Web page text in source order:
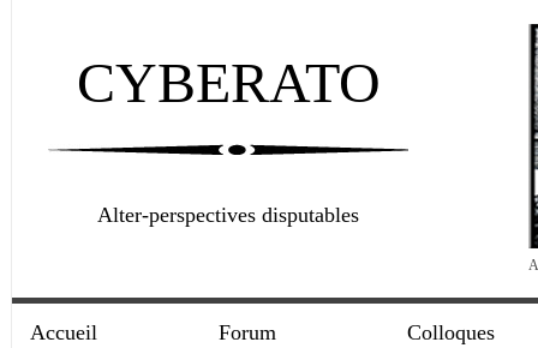
CYBERATO
Alter-perspectives disputables
Accueil Forum Colloques